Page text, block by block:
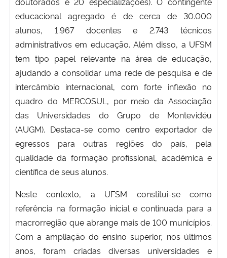
Controladoria-Geral da União
Ministério da Mulher, da Família e dos Direitos Humanos
Secretaria-Geral
Secretaria de Governo
Gabinete de Segurança Institucional
Advocacia-Geral da União
Planalto
educacional agregado é de cerca de 30.000
alunos, 1.967 docentes e 2.743 técnicos
administrativos em educação. Além disso, a UFSM
tem tipo papel relevante na área de educação,
ajudando a consolidar uma rede de pesquisa e de
intercâmbio internacional, com forte inflexão no
quadro do MERCOSUL, por meio da Associação
das Universidades do Grupo de Montevidéu
(AUGM). Destaca-se como centro exportador de
egressos para outras regiões do país, pela
qualidade da formação profissional, acadêmica e
científica de seus alunos.
Neste contexto, a UFSM constitui-se como
referência na formação inicial e continuada para a
macrorregião que abrange mais de 100 municípios.
Com a ampliação do ensino superior, nos últimos
anos, foram criadas diversas universidades e